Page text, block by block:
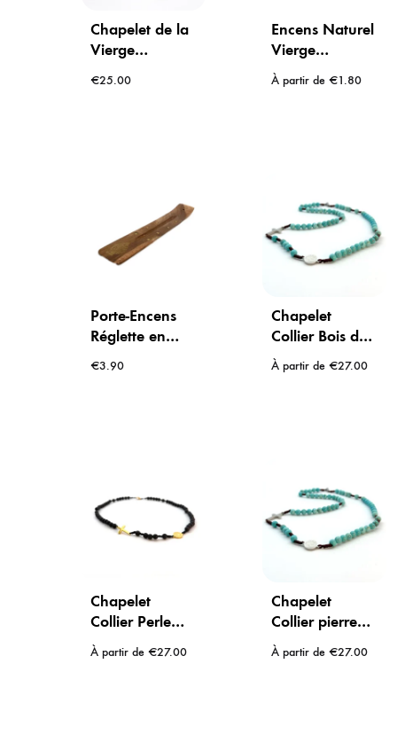
Chapelet de la
Vierge
la rue du BAC
€25.00
Encens Naturel
Vierge
Miraculeuse –
Parfum Santal
À partir de €1.80
Porte-Encens
Réglette en
Vierge Marie et
€3.90
Chapelet
Collier Bois de
Palo Santo –
Médaille la
À partir de €27.00
Chapelet
Collier Perle
Pierre de Lave
– Médaille la
À partir de €27.00
Chapelet
Collier pierre
Turquoise –
Médaille la
À partir de €27.00